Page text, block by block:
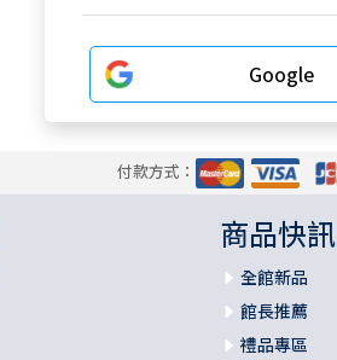
Google
付款方式：
商品快訊
全館新品
館長推薦
禮品專區